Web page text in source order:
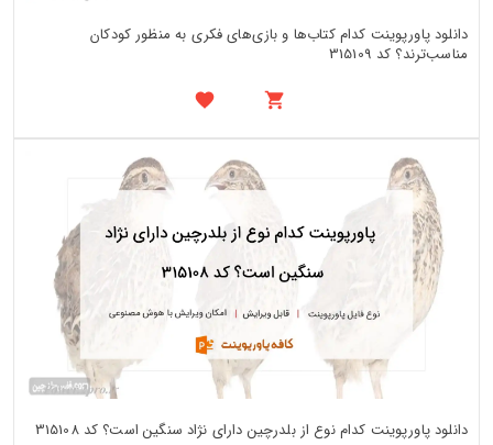
دانلود پاورپوینت کدام کتاب‌ها و بازی‌های فکری به منظور کودکان
مناسب‌ترند؟ کد 315109
دانلود پاورپوینت کدام نوع از بلدرچین دارای نژاد سنگین است؟ کد 315108